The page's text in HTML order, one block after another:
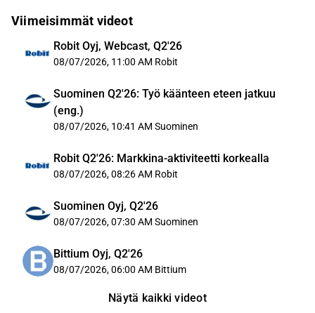
Viimeisimmät videot
Robit Oyj, Webcast, Q2'26
08/07/2026, 11:00 AM Robit
Suominen Q2'26: Työ käänteen eteen jatkuu
(eng.)
08/07/2026, 10:41 AM Suominen
Robit Q2'26: Markkina-aktiviteetti korkealla
08/07/2026, 08:26 AM Robit
Suominen Oyj, Q2'26
08/07/2026, 07:30 AM Suominen
Bittium Oyj, Q2'26
08/07/2026, 06:00 AM Bittium
Näytä kaikki videot